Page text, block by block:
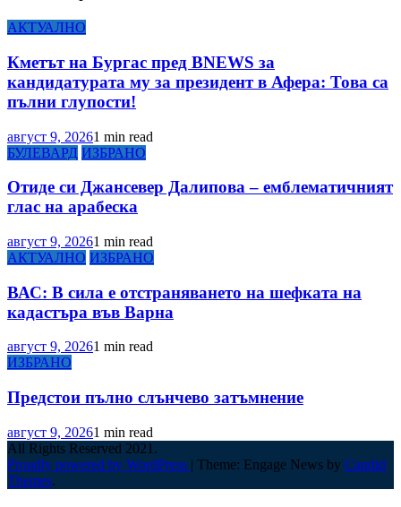
АКТУАЛНО
Кметът на Бургас пред BNEWS за
кандидатурата му за президент в Афера: Това са
пълни глупости!
август 9, 20261 min read
БУЛЕВАРД ИЗБРАНО
Отиде си Джансевер Далипова – емблематичният
глас на арабеска
август 9, 20261 min read
АКТУАЛНО ИЗБРАНО
ВАС: В сила е отстраняването на шефката на
кадастъра във Варна
август 9, 20261 min read
ИЗБРАНО
Предстои пълно слънчево затъмнение
август 9, 20261 min read
All Rights Reserved 2021.
Proudly powered by WordPress | Theme: Engage News by Candid
Themes.